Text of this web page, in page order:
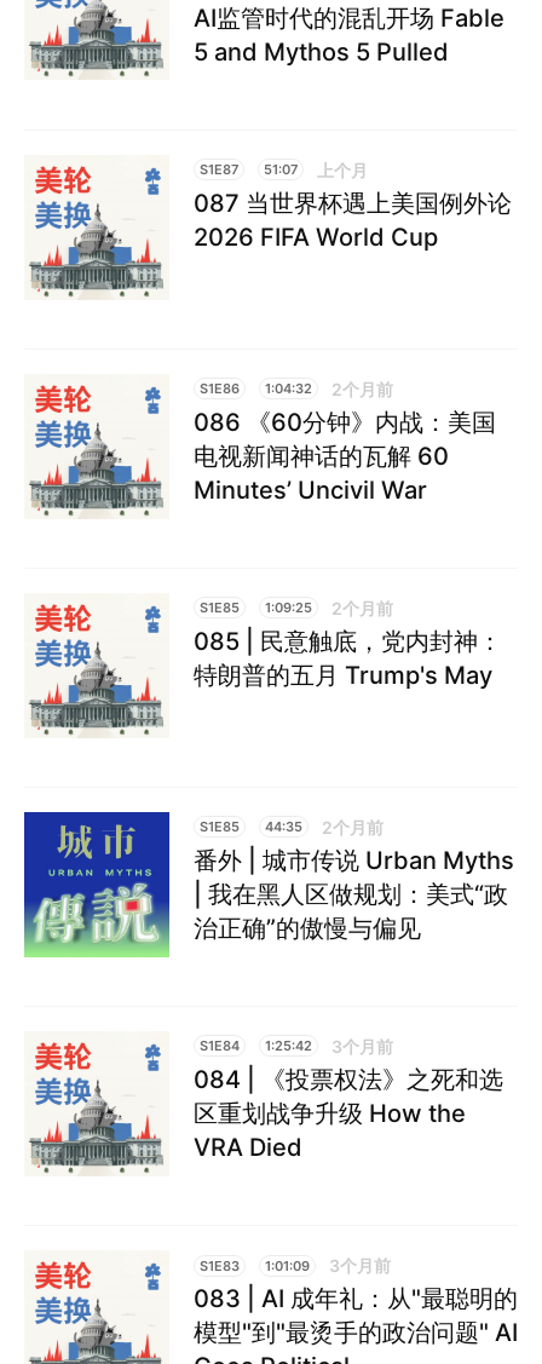
AI监管时代的混乱开场 Fable
5 and Mythos 5 Pulled
S1E87 51:07 上个月
087 当世界杯遇上美国例外论
2026 FIFA World Cup
S1E86 1:04:32 2个月前
086 《60分钟》内战：美国
电视新闻神话的瓦解 60
Minutes’ Uncivil War
S1E85 1:09:25 2个月前
085 | 民意触底，党内封神：
特朗普的五月 Trump's May
S1E85 44:35 2个月前
番外 | 城市传说 Urban Myths
| 我在黑人区做规划：美式“政
治正确”的傲慢与偏见
S1E84 1:25:42 3个月前
084 | 《投票权法》之死和选
区重划战争升级 How the
VRA Died
S1E83 1:01:09 3个月前
083 | AI 成年礼：从"最聪明的
模型"到"最烫手的政治问题" AI